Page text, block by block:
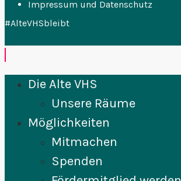
Impressum und Datenschutz
#AlteVHSbleibt
Die Alte VHS
Unsere Räume
Möglichkeiten
Mitmachen
Spenden